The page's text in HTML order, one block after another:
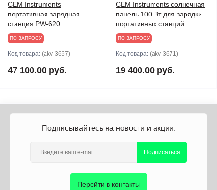
CEM Instruments
портативная зарядная
станция PW-620
ПО ЗАПРОСУ
Код товара: (akv-3667)
47 100.00 руб.
CEM Instruments солнечная
панель 100 Вт для зарядки
портативных станций
ПО ЗАПРОСУ
Код товара: (akv-3671)
19 400.00 руб.
Подписывайтесь на новости и акции:
Подписаться
Перейти в контакты